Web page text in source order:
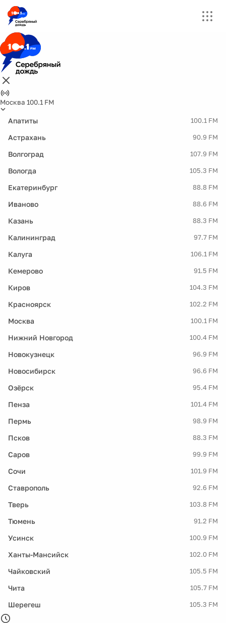
Москва 100.1 FM
Апатиты 100.1 FM
Астрахань 90.9 FM
Волгоград 107.9 FM
Вологда 105.3 FM
Екатеринбург 88.8 FM
Иваново 88.6 FM
Казань 88.3 FM
Калининград 97.7 FM
Калуга 106.1 FM
Кемерово 91.5 FM
Киров 104.3 FM
Красноярск 102.2 FM
Москва 100.1 FM
Нижний Новгород 100.4 FM
Новокузнецк 96.9 FM
Новосибирск 96.6 FM
Озёрск 95.4 FM
Пенза 101.4 FM
Пермь 98.9 FM
Псков 88.3 FM
Саров 99.9 FM
Сочи 101.9 FM
Ставрополь 92.6 FM
Тверь 103.8 FM
Тюмень 91.2 FM
Усинск 100.9 FM
Ханты-Мансийск 102.0 FM
Чайковский 105.5 FM
Чита 105.7 FM
Шерегеш 105.3 FM